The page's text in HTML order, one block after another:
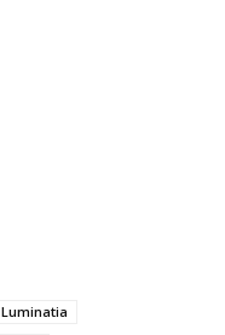
Luminatia